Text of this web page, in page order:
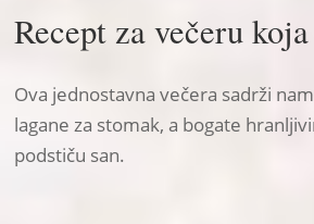
Recept za večeru
Ova jednostavna večera sadrži
lagane za stomak, a bogate
podstiču san.